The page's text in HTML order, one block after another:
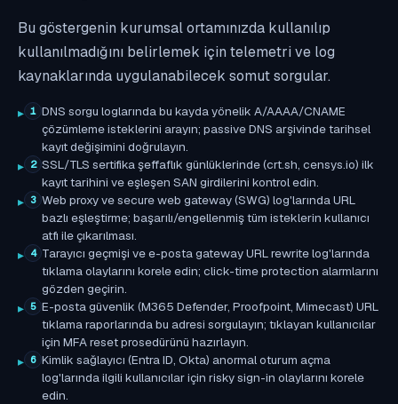
Bu göstergenin kurumsal ortamınızda kullanılıp
kullanılmadığını belirlemek için telemetri ve log
kaynaklarında uygulanabilecek somut sorgular.
1 DNS sorgu loglarında bu kayda yönelik A/AAAA/CNAME
çözümleme isteklerini arayın; passive DNS arşivinde tarihsel
kayıt değişimini doğrulayın.
2 SSL/TLS sertifika şeffaflık günlüklerinde (crt.sh, censys.io) ilk
kayıt tarihini ve eşleşen SAN girdilerini kontrol edin.
3 Web proxy ve secure web gateway (SWG) log'larında URL
bazlı eşleştirme; başarılı/engellenmiş tüm isteklerin kullanıcı
atfı ile çıkarılması.
4 Tarayıcı geçmişi ve e-posta gateway URL rewrite log'larında
tıklama olaylarını korele edin; click-time protection alarmlarını
gözden geçirin.
5 E-posta güvenlik (M365 Defender, Proofpoint, Mimecast) URL
tıklama raporlarında bu adresi sorgulayın; tıklayan kullanıcılar
için MFA reset prosedürünü hazırlayın.
6 Kimlik sağlayıcı (Entra ID, Okta) anormal oturum açma
log'larında ilgili kullanıcılar için risky sign-in olaylarını korele
edin.